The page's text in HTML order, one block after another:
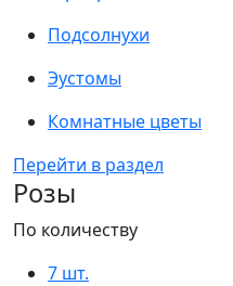
Подсолнухи
Эустомы
Комнатные цветы
Перейти в раздел
Розы
По количеству
7 шт.